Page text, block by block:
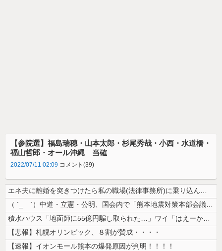
【参院選】福島瑞穗・山本太郎・杉尾秀哉・小西・水道橋・
福山哲郎・オール沖縄 当確
2022/07/11 02:09 コメント(39)
エネ夫に離婚を突きつけたら私の職場(法律事務所)に乗り込んできた 堂々...
（ ´_ゝ`）中道・立憲・公明、国会内で「熊本地震対策本部会議」各省庁...
積水ハウス「地面師に55億円騙し取られた…」ワイ「はえーかわいそう…会...
【悲報】札幌オリンピック、８割が賛成・・・・
【速報】イオンモール熊本の爆発原因が判明！！！！